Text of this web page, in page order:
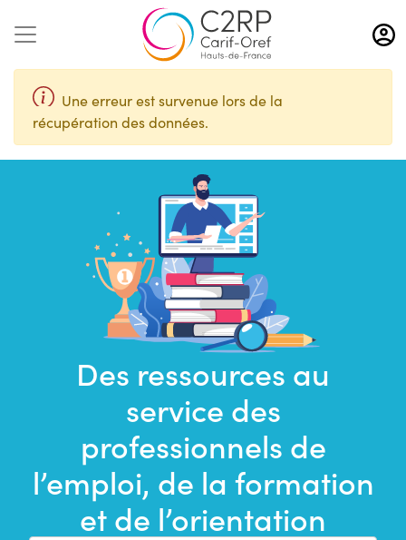
Aller
au
contenu
Une erreur est survenue lors de la
récupération des données.
Des ressources au
service des
professionnels de
l’emploi, de la formation
et de l’orientation
Saisir
une
recherche